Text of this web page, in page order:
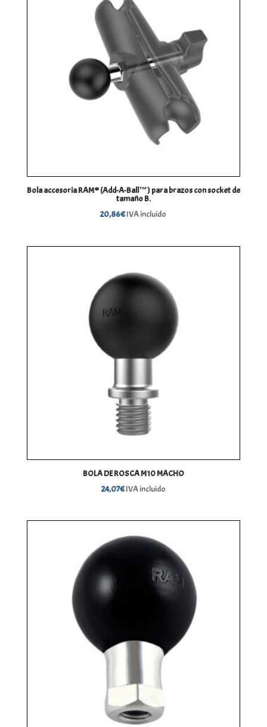
Bola accesoria RAM® (Add-A-Ball™) para brazos con socket de
tamaño B.
20,86€IVA incluido
BOLA DE ROSCA M10 MACHO
24,07€IVA incluido